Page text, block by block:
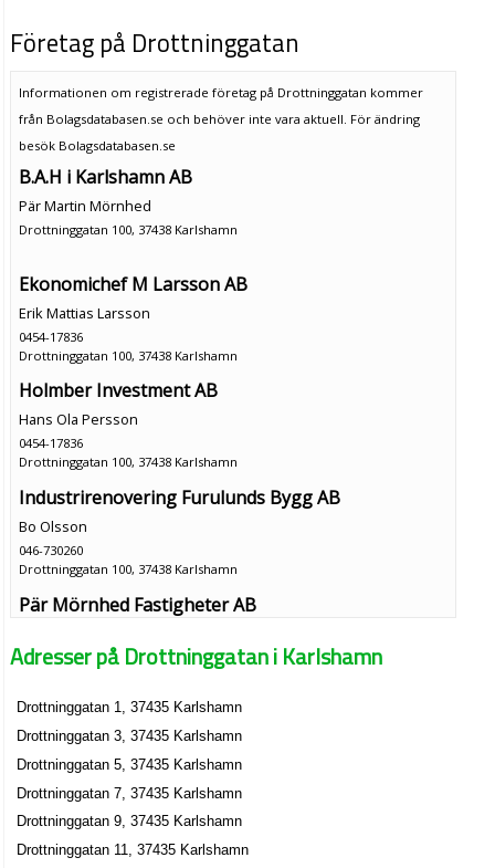
Företag på Drottninggatan
Informationen om registrerade företag på Drottninggatan kommer
från Bolagsdatabasen.se och behöver inte vara aktuell. För ändring
besök Bolagsdatabasen.se
B.A.H i Karlshamn AB
Pär Martin Mörnhed
Drottninggatan 100, 37438 Karlshamn
Ekonomichef M Larsson AB
Erik Mattias Larsson
0454-17836
Drottninggatan 100, 37438 Karlshamn
Holmber Investment AB
Hans Ola Persson
0454-17836
Drottninggatan 100, 37438 Karlshamn
Industrirenovering Furulunds Bygg AB
Bo Olsson
046-730260
Drottninggatan 100, 37438 Karlshamn
Pär Mörnhed Fastigheter AB
0454-15110
Port Hotel AB
Per Anders Roland Börjesson
0454-14220
Port Hotel Houses & Apartments AB
Per Anders Roland Börjesson
Adresser på Drottninggatan i Karlshamn
Drottninggatan 1, 37435 Karlshamn
Drottninggatan 3, 37435 Karlshamn
Drottninggatan 5, 37435 Karlshamn
Drottninggatan 7, 37435 Karlshamn
Drottninggatan 9, 37435 Karlshamn
Drottninggatan 11, 37435 Karlshamn